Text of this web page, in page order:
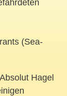
(Sea-
Hagel